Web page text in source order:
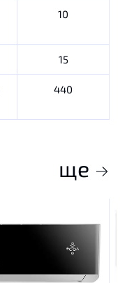
10
15
440
ще